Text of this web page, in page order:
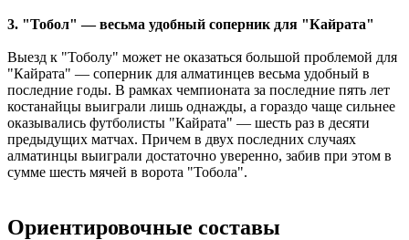
3. "Тобол" ― весьма удобный соперник для "Кайрата"
Выезд к "Тоболу" может не оказаться большой проблемой для
"Кайрата" ― соперник для алматинцев весьма удобный в
последние годы. В рамках чемпионата за последние пять лет
костанайцы выиграли лишь однажды, а гораздо чаще сильнее
оказывались футболисты "Кайрата" ― шесть раз в десяти
предыдущих матчах. Причем в двух последних случаях
алматинцы выиграли достаточно уверенно, забив при этом в
сумме шесть мячей в ворота "Тобола".
Ориентировочные составы